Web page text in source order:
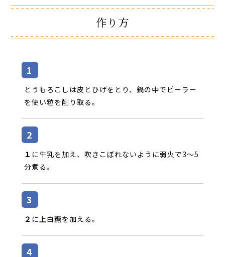
作り方
とうもろこしは皮とひげをとり、鍋の中でピーラー
を使い粒を削り取る。
１ に牛乳を加え、吹きこぼれないように弱火で3～5
分煮る。
２ に上白糖を加える。